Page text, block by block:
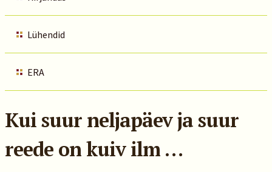
Lühendid
ERA
Kui suur neljapäev ja suur
reede on kuiv ilm …